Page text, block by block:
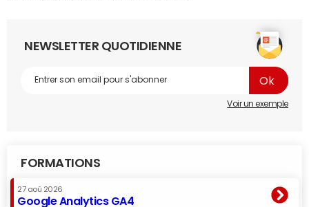
NEWSLETTER QUOTIDIENNE
Voir un exemple
FORMATIONS
27 aoû 2026
Google Analytics GA4